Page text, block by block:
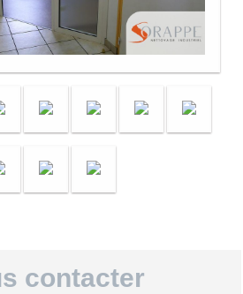
contacter